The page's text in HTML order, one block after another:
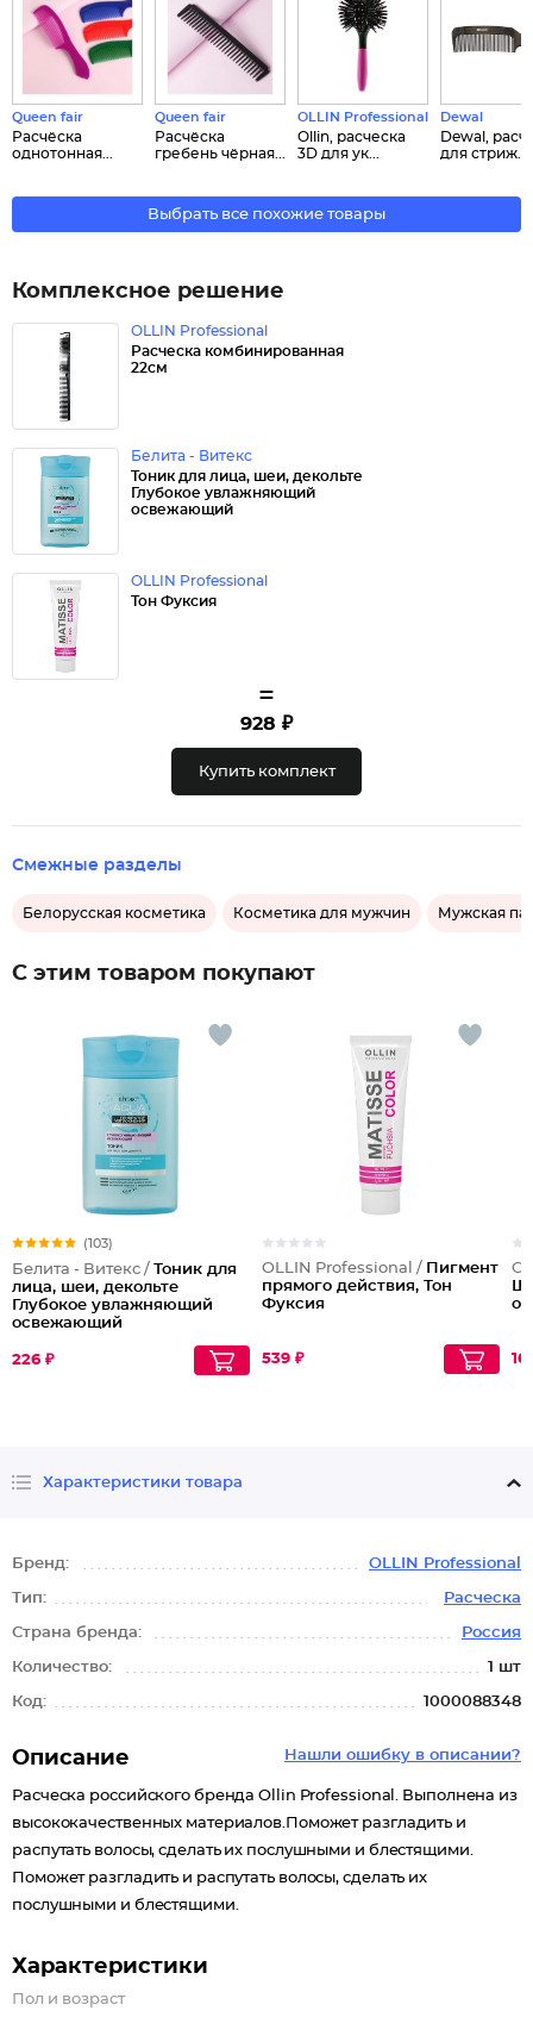
Queen fair
Расчёска
однотонная...
Queen fair
Расчёска
гребень чёрная...
OLLIN Professional
Ollin, расческа
3D для ук...
Dewal
Dewal,
для стриж...
Выбрать все похожие товары
Комплексное решение
OLLIN Professional
Расческа комбинированная
22см
Белита - Витекс
Тоник для лица, шеи, декольте
Глубокое увлажняющий
освежающий
OLLIN Professional
Тон Фуксия
=
928 ₽
Купить комплект
Смежные разделы
Белорусская косметика Косметика для мужчин Мужская
С этим товаром покупают
(103)
Белита - Витекс / Тоник для
лица, шеи, декольте
Глубокое увлажняющий
освежающий
226 ₽
OLLIN Professional / Пигмент
прямого действия, Тон
Фуксия
539 ₽
Характеристики товара
Бренд: OLLIN Professional
Тип: Расческа
Страна бренда: Россия
Количество: 1 шт
Код: 1000088348
Нашли ошибку в описании?
Описание
Расческа российского бренда Ollin Professional. Выполнена из
высококачественных материалов.Поможет разгладить и
распутать волосы, сделать их послушными и блестящими.
Поможет разгладить и распутать волосы, сделать их
послушными и блестящими.
Характеристики
Пол и возраст